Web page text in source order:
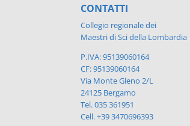
CONTATTI
Collegio regionale dei
Maestri di Sci della Lombardia
P.IVA: 95139060164
CF: 95139060164
Via Monte Gleno 2/L
24125 Bergamo
Tel. 035 361951
Cell. +39 3470696393